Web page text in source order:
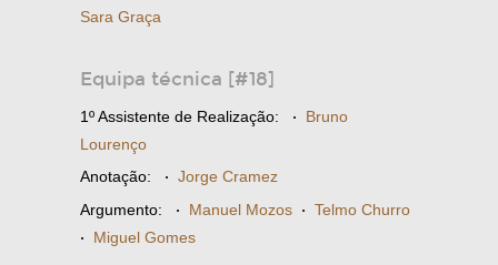
Sara Graça
Equipa técnica [#18]
1º Assistente de Realização: · Bruno
Lourenço
Anotação: · Jorge Cramez
Argumento: · Manuel Mozos · Telmo Churro
· Miguel Gomes